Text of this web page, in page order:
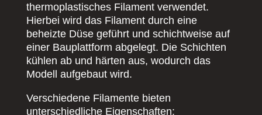
thermoplastisches Filament verwendet.
Hierbei wird das Filament durch eine
beheizte Düse geführt und schichtweise auf
einer Bauplattform abgelegt. Die Schichten
kühlen ab und härten aus, wodurch das
Modell aufgebaut wird.
Verschiedene Filamente bieten
unterschiedliche Eigenschaften: